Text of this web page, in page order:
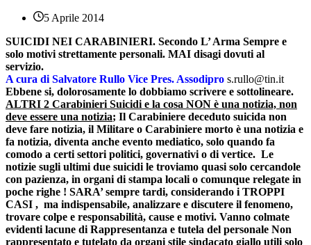
5 Aprile 2014
SUICIDI NEI CARABINIERI. Secondo L’ Arma Sempre e
solo motivi strettamente personali. MAI disagi dovuti al
servizio.
A cura di Salvatore Rullo Vice Pres. Assodipro s.rullo@tin.it
Ebbene si, dolorosamente lo dobbiamo scrivere e sottolineare.
ALTRI 2 Carabinieri Suicidi e la cosa NON è una notizia, non
deve essere una notizia; Il Carabiniere deceduto suicida non
deve fare notizia, il Militare o Carabiniere morto è una notizia e
fa notizia, diventa anche evento mediatico, solo quando fa
comodo a certi settori politici, governativi o di vertice. Le
notizie sugli ultimi due suicidi le troviamo quasi solo cercandole
con pazienza, in organi di stampa locali o comunque relegate in
poche righe ! SARA’ sempre tardi, considerando i TROPPI
CASI , ma indispensabile, analizzare e discutere il fenomeno,
trovare colpe e responsabilità, cause e motivi. Vanno colmate
evidenti lacune di Rappresentanza e tutela del personale Non
rappresentato e tutelato da organi stile sindacato giallo utili solo